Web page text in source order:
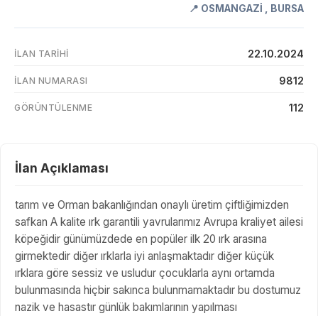
📍 OSMANGAZİ BURSA
İLAN TARIHI 22.10.2024
İLAN NUMARASI 9812
GÖRÜNTÜLENME 112
İlan Açıklaması
tarım ve Orman bakanlığından onaylı üretim çiftliğimizden
safkan A kalite ırk garantili yavrularımız Avrupa kraliyet ailesi
köpeğidir günümüzdede en popüler ilk 20 ırk arasına
girmektedir diğer ırklarla iyi anlaşmaktadır diğer küçük
ırklara göre sessiz ve usludur çocuklarla aynı ortamda
bulunmasında hiçbir sakınca bulunmamaktadır bu dostumuz
nazik ve hasastır günlük bakımlarının yapılması